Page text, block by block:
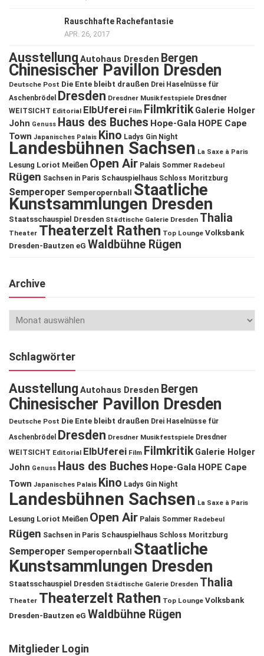
Rauschhafte Rachefantasie
APR. 26, 2017
Ausstellung Autohaus Dresden Bergen
Chinesischer Pavillon Dresden
Deutsche Post Die Ente bleibt draußen Drei Haselnüsse für
Aschenbrödel
Dresden Dresdner Musikfestspiele Dresdner
WEITSICHT Editorial ElbUferei Film Filmkritik Galerie Holger
John Genuss Haus des Buches Hope-Gala HOPE Cape
Town Japanisches Palais Kino Ladys Gin Night
Landesbühnen Sachsen La Saxe à Paris
Lesung Loriot Meißen Open Air Palais Sommer Radebeul
Rügen Sachsen in Paris Schauspielhaus Schloss Moritzburg
Semperoper Semperopernball Staatliche
Kunstsammlungen Dresden
Staatsschauspiel Dresden Städtische Galerie Dresden Thalia
Theater Theaterzelt Rathen Top Lounge Volksbank
Dresden-Bautzen eG Waldbühne Rügen
Archive
Schlagwörter
Ausstellung Autohaus Dresden Bergen
Chinesischer Pavillon Dresden
Deutsche Post Die Ente bleibt draußen Drei Haselnüsse für
Aschenbrödel
Dresden Dresdner Musikfestspiele Dresdner
WEITSICHT Editorial ElbUferei Film Filmkritik Galerie Holger
John Genuss Haus des Buches Hope-Gala HOPE Cape
Town Japanisches Palais Kino Ladys Gin Night
Landesbühnen Sachsen La Saxe à Paris
Lesung Loriot Meißen Open Air Palais Sommer Radebeul
Rügen Sachsen in Paris Schauspielhaus Schloss Moritzburg
Semperoper Semperopernball
Staatliche
Kunstsammlungen Dresden
Staatsschauspiel Dresden Städtische Galerie Dresden Thalia
Theater Theaterzelt Rathen Top Lounge Volksbank
Dresden-Bautzen eG Waldbühne Rügen
Mitglieder Login